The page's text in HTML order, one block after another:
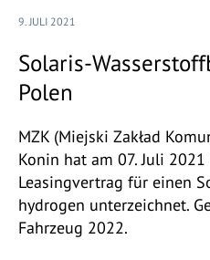
9. JULI 2021
Solaris-
Polen
MZK (Miejski Zakład
Konin hat am 07. Juli
Leasingvertrag für einen
hydrogen unterzeichnet.
Fahrzeug 2022.